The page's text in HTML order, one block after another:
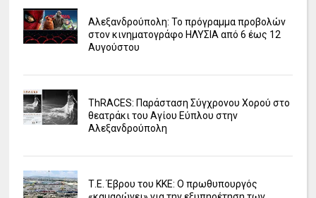
Αλεξανδρούπολη: Το πρόγραμμα προβολών
στον κινηματογράφο ΗΛΥΣΙΑ από 6 έως 12
Αυγούστου
ΤhRACES: Παράσταση Σύγχρονου Χορού στο
θεατράκι του Αγίου Εύπλου στην
Αλεξανδρούπολη
Τ.Ε. Έβρου του ΚΚΕ: Ο πρωθυπουργός